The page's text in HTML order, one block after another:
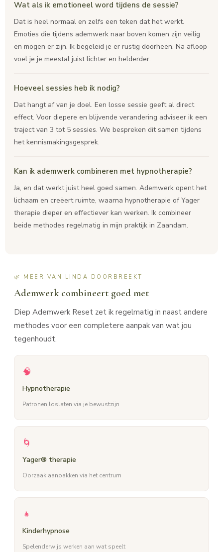
Wat als ik emotioneel word tijdens de sessie?
Dat is heel normaal en zelfs een teken dat het werkt.
Emoties die tijdens ademwerk naar boven komen zijn veilig
en mogen er zijn. Ik begeleid je er rustig doorheen. Na afloop
voel je je meestal juist lichter en helderder.
Hoeveel sessies heb ik nodig?
Dat hangt af van je doel. Een losse sessie geeft al direct
effect. Voor diepere en blijvende verandering adviseer ik een
traject van 3 tot 5 sessies. We bespreken dit samen tijdens
het kennismakingsgesprek.
Kan ik ademwerk combineren met hypnotherapie?
Ja, en dat werkt juist heel goed samen. Ademwerk opent het
lichaam en creëert ruimte, waarna hypnotherapie of Yager
therapie dieper en effectiever kan werken. Ik combineer
beide methodes regelmatig in mijn praktijk in Zaandam.
🌿 MEER VAN LINDA DOORBREEKT
Ademwerk combineert goed met
Diep Ademwerk Reset zet ik regelmatig in naast andere
methodes voor een completere aanpak van wat jou
tegenhoudt.
🧠
Hypnotherapie
Patronen loslaten via je bewustzijn
🌀
Yager® therapie
Oorzaak aanpakken via het centrum
👧
Kinderhypnose
Spelenderwijs werken aan wat speelt